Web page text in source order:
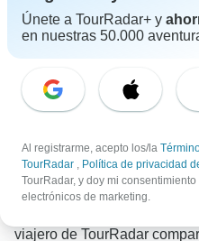
¿Qué oportunidades
solos en los tours guiados
Las actividades grupales
viajeros, ya sea
explorando sitios históricos
Los cruceros por el Sena
especialmente fuertes a
gastronómicas
viajero de TourRadar
Únete a TourRadar+ y
en nuestras 50.000
Al registrarme, acepto los/la
TourRadar , Política de privacidad
TourRadar, y doy mi
electrónicos de marketing.